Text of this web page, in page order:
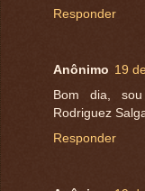
Responder
Anônimo 19
Bom dia,
Rodriguez
Responder